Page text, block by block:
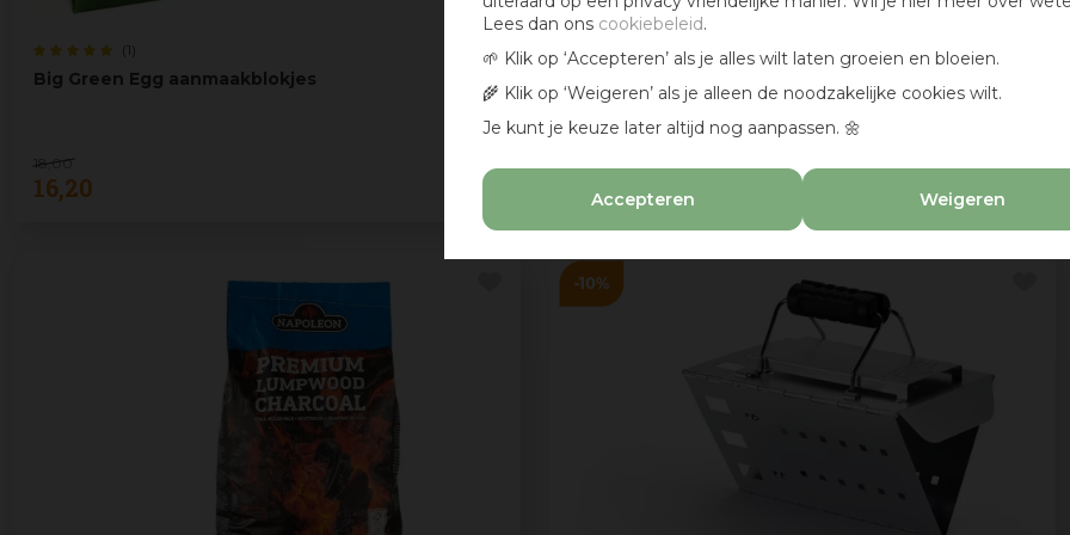
Lees dan ons cookiebeleid.
🌱 Klik op ‘Accepteren’ als je alles wilt laten groeien en bloeien.
🌾 Klik op ‘Weigeren’ als je alleen de noodzakelijke cookies wilt.
Je kunt je keuze later altijd nog aanpassen. 🌼
Accepteren Weigeren
Big Green Egg aanmaakblokjes
(1)
18 ,00
16,20
10 kg
28,